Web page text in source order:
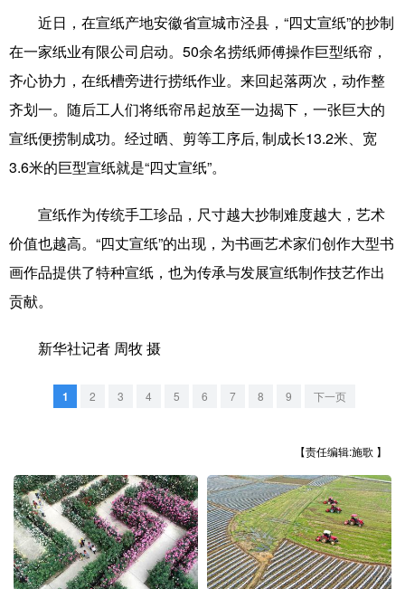
彩票 娱乐 时尚 悦读
公益 一带一路 亚太网 上市公司
地方频道
北京 天津 河北 山西
辽宁 吉林 上海 江苏
浙江 安徽 福建 江西
广东 广西
四川 贵州 云南 西藏
多语种频道
English Español Français عربى
近日，在宣纸产地安徽省宣城市泾县，“四丈宣纸”的抄制
在一家纸业有限公司启动。50余名捞纸师傅操作巨型纸帘，
齐心协力，在纸槽旁进行捞纸作业。来回起落两次，动作整
齐划一。随后工人们将纸帘吊起放至一边揭下，一张巨大的
宣纸便捞制成功。经过晒、剪等工序后, 制成长13.2米、宽
3.6米的巨型宣纸就是“四丈宣纸”。
宣纸作为传统手工珍品，尺寸越大抄制难度越大，艺术
价值也越高。“四丈宣纸”的出现，为书画艺术家们创作大型书
画作品提供了特种宣纸，也为传承与发展宣纸制作技艺作出
贡献。
新华社记者 周牧 摄
1 2 3 4 5 6 7 8 9 下一页
【责任编辑:施歌 】